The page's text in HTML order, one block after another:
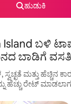
ಹುಡುಕಿ
Island ಬಳಿ
ಬಾಡಿಗೆ
ಸ್ವಚ್ಛತೆ ಮತ್ತು ಹೆಚ್ಚಿನ
ಹೆಚ್ಚು ರೇಟ್